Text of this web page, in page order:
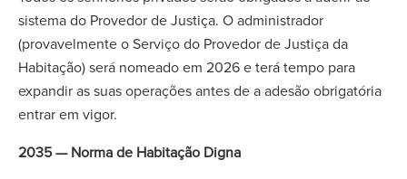
sistema do Provedor de Justiça. O administrador
(provavelmente o Serviço do Provedor de Justiça da
Habitação) será nomeado em 2026 e terá tempo para
expandir as suas operações antes de a adesão obrigatória
entrar em vigor.
2035 — Norma de Habitação Digna